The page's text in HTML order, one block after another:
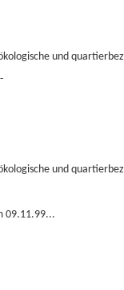
und
und
09.11.99...